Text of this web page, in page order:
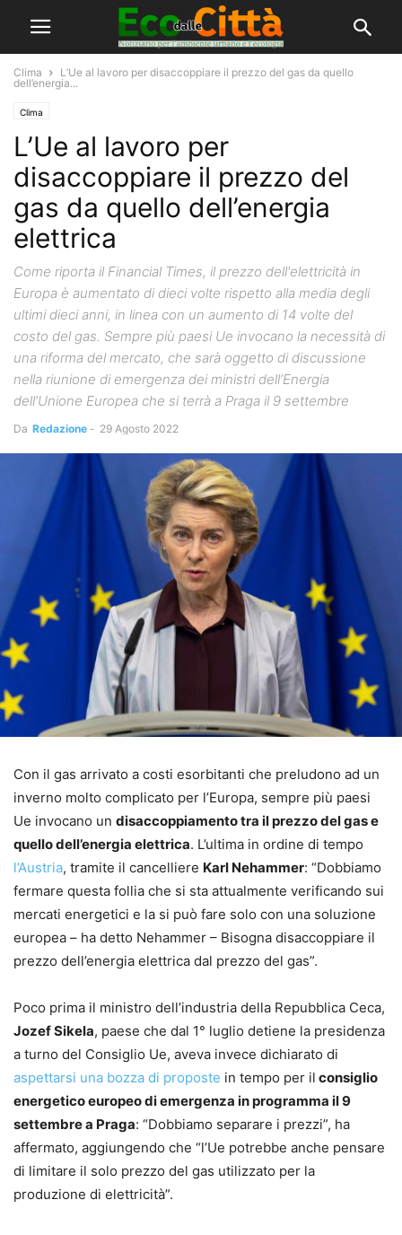
Clima
L’Ue al lavoro per disaccoppiare il prezzo del gas da quello
dell’energia...
Clima
L’Ue al lavoro per
disaccoppiare il prezzo del
gas da quello dell’energia
elettrica
Come riporta il Financial Times, il prezzo dell'elettricità in
Europa è aumentato di dieci volte rispetto alla media degli
ultimi dieci anni, in linea con un aumento di 14 volte del
costo del gas. Sempre più paesi Ue invocano la necessità di
una riforma del mercato, che sarà oggetto di discussione
nella riunione di emergenza dei ministri dell’Energia
dell’Unione Europea che si terrà a Praga il 9 settembre
Da Redazione - 29 Agosto 2022
Con il gas arrivato a costi esorbitanti che preludono ad un
inverno molto complicato per l’Europa, sempre più paesi
Ue invocano un disaccoppiamento tra il prezzo del gas e
quello dell’energia elettrica. L’ultima in ordine di tempo
l’Austria, tramite il cancelliere Karl Nehammer: “Dobbiamo
fermare questa follia che si sta attualmente verificando sui
mercati energetici e la si può fare solo con una soluzione
europea – ha detto Nehammer – Bisogna disaccoppiare il
prezzo dell’energia elettrica dal prezzo del gas”.
Poco prima il ministro dell’industria della Repubblica Ceca,
Jozef Sikela, paese che dal 1° luglio detiene la presidenza
a turno del Consiglio Ue, aveva invece dichiarato di
aspettarsi una bozza di proposte in tempo per il consiglio
energetico europeo di emergenza in programma il 9
settembre a Praga: “Dobbiamo separare i prezzi”, ha
affermato, aggiungendo che “l’Ue potrebbe anche pensare
di limitare il solo prezzo del gas utilizzato per la
produzione di elettricità”.